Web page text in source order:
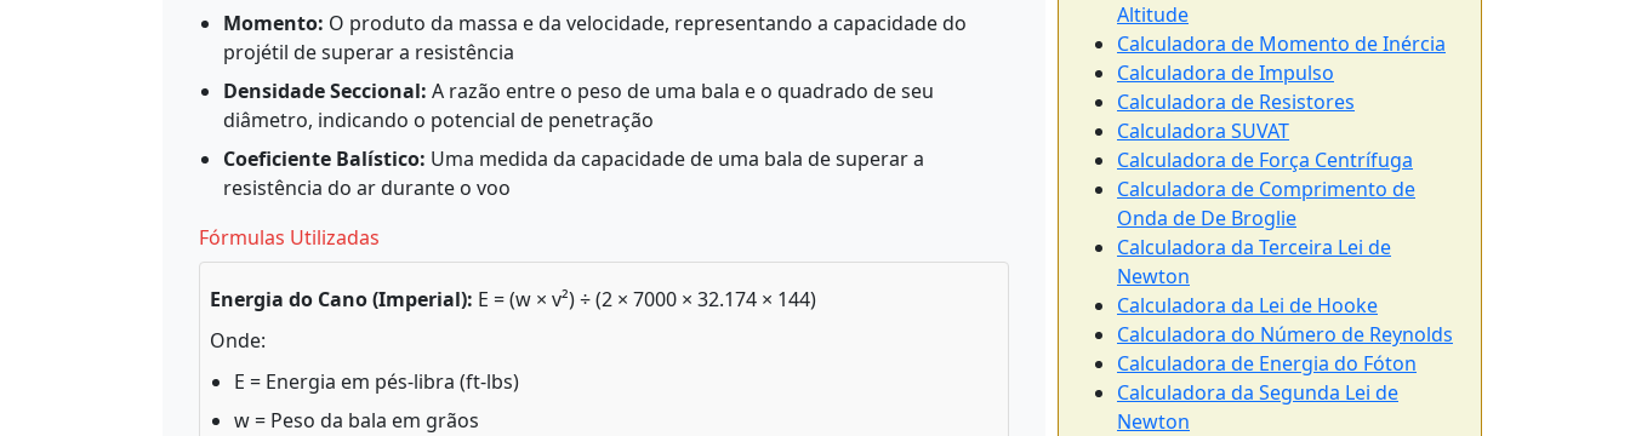
Momento: O produto da massa e da velocidade, representando a capacidade do
projétil de superar a resistência
Densidade Seccional: A razão entre o peso de uma bala e o quadrado de seu
diâmetro, indicando o potencial de penetração
Coeficiente Balístico: Uma medida da capacidade de uma bala de superar a
resistência do ar durante o voo
Fórmulas Utilizadas
Energia do Cano (Imperial): E = (w × v²) ÷ (2 × 7000 × 32.174 × 144)
Onde:
E = Energia em pés-libra (ft-lbs)
w = Peso da bala em grãos
Altitude
Calculadora de Momento de Inércia
Calculadora de Impulso
Calculadora de Resistores
Calculadora SUVAT
Calculadora de Força Centrífuga
Calculadora de Comprimento de
Onda de De Broglie
Calculadora da Terceira Lei de
Newton
Calculadora da Lei de Hooke
Calculadora do Número de Reynolds
Calculadora de Energia do Fóton
Calculadora da Segunda Lei de
Newton